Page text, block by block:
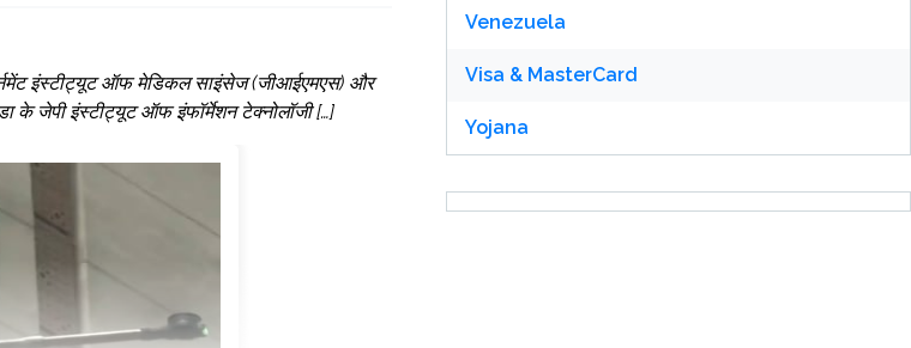
इंस्टीट्यूट ऑफ मेडिकल साइंसेज (जीआईएमएस) और
के जेपी इंस्टीट्यूट ऑफ इंफॉर्मेशन टेक्नोलॉजी […]
Venezuela
Visa & MasterCard
Yojana